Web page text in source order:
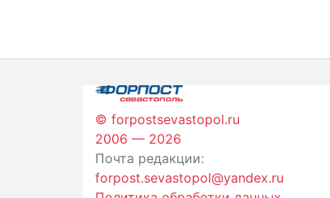
© forpostsevastopol.ru
2006 — 2026
Почта редакции:
forpost.sevastopol@yandex.ru